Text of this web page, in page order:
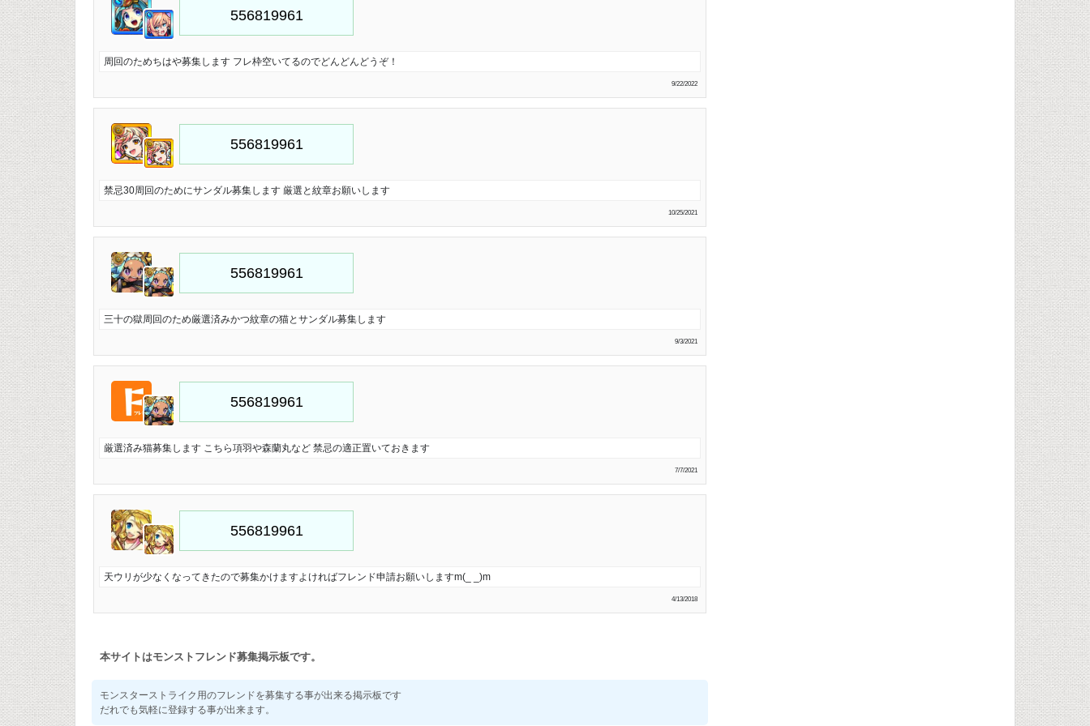
周回のためちはや募集します フレ枠空いてるのでどんどんどうぞ！
9/22/2022
禁忌30周回のためにサンダル募集します 厳選と紋章お願いします
10/25/2021
三十の獄周回のため厳選済みかつ紋章の猫とサンダル募集します
9/3/2021
厳選済み猫募集します こちら項羽や森蘭丸など 禁忌の適正置いておきます
7/7/2021
天ウリが少なくなってきたので募集かけますよければフレンド申請お願いしますm(_ _)m
4/13/2018
本サイトはモンストフレンド募集掲示板です。
モンスターストライク用のフレンドを募集する事が出来る掲示板です
だれでも気軽に登録する事が出来ます。